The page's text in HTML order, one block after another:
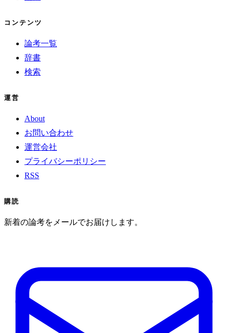
コンテンツ
論考一覧
辞書
検索
運営
About
お問い合わせ
運営会社
プライバシーポリシー
RSS
購読
新着の論考をメールでお届けします。